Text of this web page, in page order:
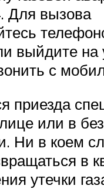
Для вызова
выйдите на
с
приезда
или в
Ни в коем
в
утечки